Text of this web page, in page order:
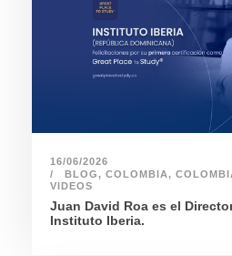
16/06/2026
BLOG, COLOMBIA,
VIDEOS
Juan David Roa es el
Instituto Iberia.